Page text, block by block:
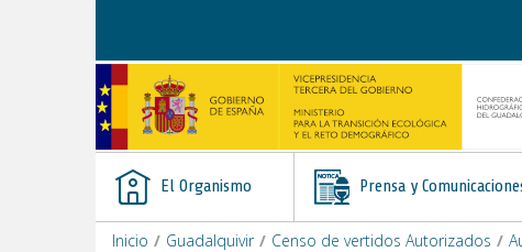
El Organismo Prensa y
Inicio / Guadalquivir / Censo de vertidos Autorizados /